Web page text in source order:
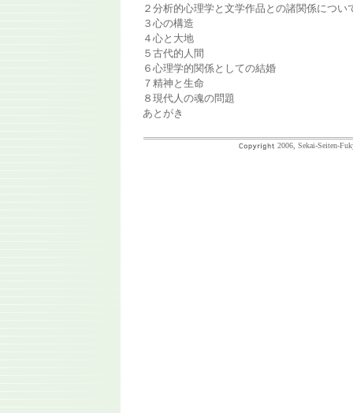
２分析的心理学と文学作品との諸関係につい
３心の構造
４心と大地
５古代的人間
６心理学的関係としての結婚
７精神と生命
８現代人の魂の問題
あとがき
2006, Sekai-Seiten-